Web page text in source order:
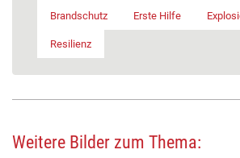
Brandschutz Erste Hilfe
Resilienz
Weitere Bilder zum Thema: